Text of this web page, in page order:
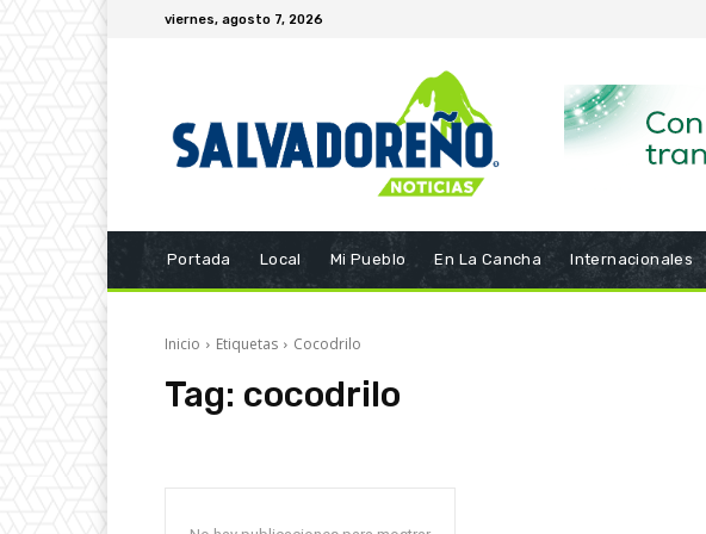
viernes, agosto 7, 2026
Portada Local Mi Pueblo En La Cancha Internacionales
Inicio Etiquetas Cocodrilo
Tag: cocodrilo